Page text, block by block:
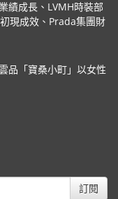
績成長、LVMH時裝部
現成效、Prada集團財
品「寶桑小町」以女性
訂閱